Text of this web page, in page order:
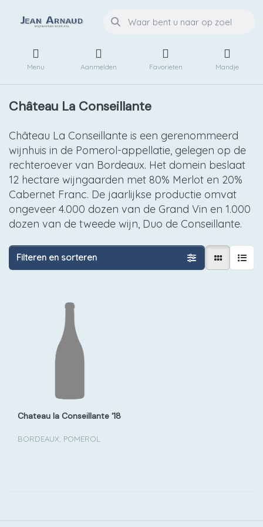
Menu Aanmelden Favorieten Mandje
Château La Conseillante
Château La Conseillante is een gerenommeerd
wijnhuis in de Pomerol-appellatie, gelegen op de
rechteroever van Bordeaux. Het domein beslaat
12 hectare wijngaarden met 80% Merlot en 20%
Cabernet Franc. De jaarlijkse productie omvat
ongeveer 4.000 dozen van de Grand Vin en 1.000
dozen van de tweede wijn, Duo de Conseillante.
Filteren en sorteren
Chateau la Conseillante '18
BORDEAUX, POMEROL